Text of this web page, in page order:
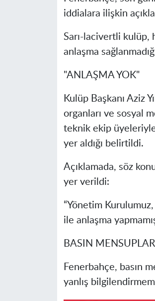
iddialara ilişkin
Sarı-lacivertli
anlaşma
"ANLAŞMA YOK"
Kulüp Başkanı Aziz
organları ve sosyal
teknik ekip üyeleriyle
yer aldığı belirtildi.
Açıklamada, söz
yer verildi:
“Yönetim
ile anlaşma
BASIN
Fenerbahçe, basın
yanlış